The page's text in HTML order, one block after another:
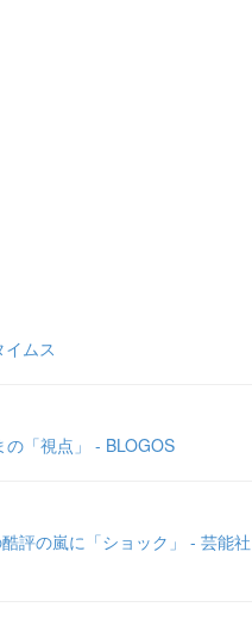
ムス
の「視点」 - BLOGOS
評の嵐に「ショック」 - 芸能社